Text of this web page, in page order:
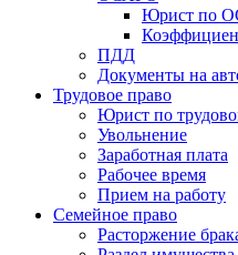
Юрист по
ПДД
Документы на
Трудовое право
Юрист по
Увольнение
Заработная плата
Рабочее время
Прием на работу
Семейное право
Расторжение